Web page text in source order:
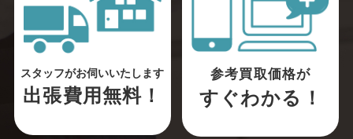
スタッフがお伺いいたします
出張費用無料！
参考買取価格が
すぐわかる！